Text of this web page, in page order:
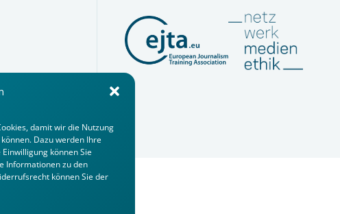
damit wir die Nutzung
Dazu werden Ihre
können Sie
Informationen zu den
können Sie der